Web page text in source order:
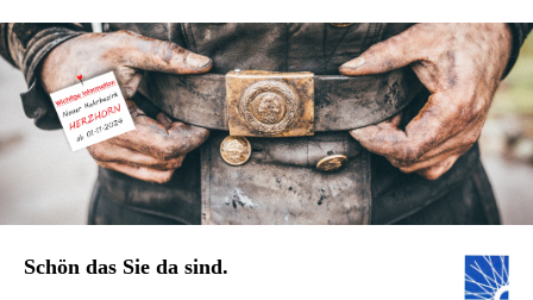
Schön das Sie da sind.